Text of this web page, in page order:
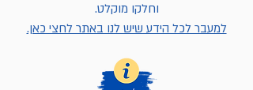
וחלקו מוקלט.
למעבר לכל הידע שיש לנו באתר לחצי כאן.